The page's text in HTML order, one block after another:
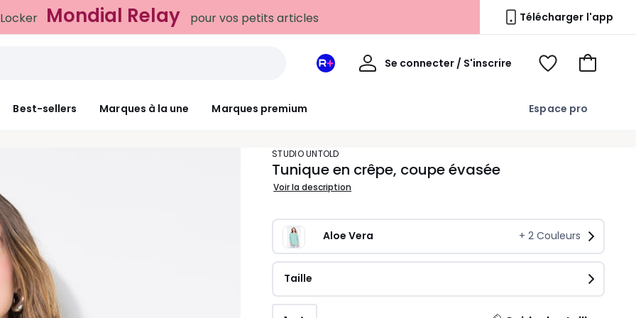
Télécharger l'app
Best-sellers Marques à la une Marques premium Espace pro
Mon
Se connecter / S'inscrire
Mon
Voir
Voir
STUDIO UNTOLD
Tunique en crêpe, coupe évasée
Voir la description
Aloe Vera + 2Couleurs
Taille